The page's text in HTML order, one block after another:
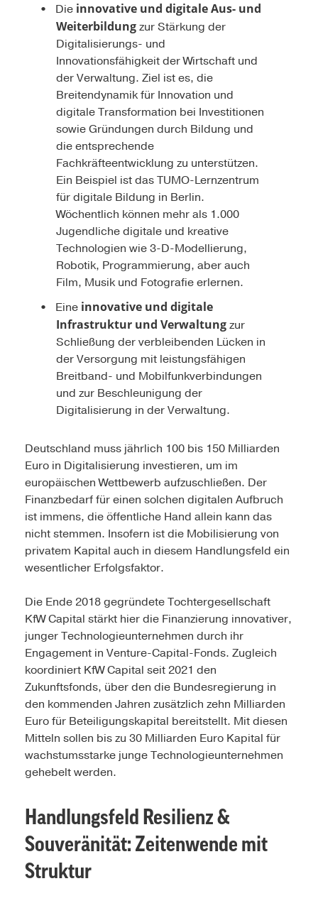
Die innovative und digitale Aus- und
Weiterbildungzur Stärkung der
Digitalisierungs- und
Innovationsfähigkeit der Wirtschaft und
der Verwaltung. Ziel ist es, die
Breitendynamik für Innovation und
digitale Transformation bei Investitionen
sowie Gründungen durch Bildung und
die entsprechende
Fachkräfteentwicklung zu unterstützen.
Ein Beispiel ist das TUMO-Lernzentrum
für digitale Bildung in Berlin.
Wöchentlich können mehr als 1.000
Jugendliche digitale und kreative
Technologien wie 3-D-Modellierung,
Robotik, Programmierung, aber auch
Film, Musik und Fotografie erlernen.
Eine innovative und digitale
Infrastruktur und Verwaltungzur
Schließung der verbleibenden Lücken in
der Versorgung mit leistungsfähigen
Breitband- und Mobilfunkverbindungen
und zur Beschleunigung der
Digitalisierung in der Verwaltung.
Deutschland muss jährlich 100 bis 150 Milliarden
Euro in Digitalisierung investieren, um im
europäischen Wettbewerb aufzuschließen. Der
Finanzbedarf für einen solchen digitalen Aufbruch
ist immens, die öffentliche Hand allein kann das
nicht stemmen. Insofern ist die Mobilisierung von
privatem Kapital auch in diesem Handlungsfeld ein
wesentlicher Erfolgsfaktor.
Die Ende 2018 gegründete Tochtergesellschaft
KfW Capital stärkt hier die Finanzierung innovativer,
junger Technologieunternehmen durch ihr
Engagement in Venture-Capital-Fonds. Zugleich
koordiniert KfW Capital seit 2021 den
Zukunftsfonds, über den die Bundesregierung in
den kommenden Jahren zusätzlich zehn Milliarden
Euro für Beteiligungskapital bereitstellt. Mit diesen
Mitteln sollen bis zu 30 Milliarden Euro Kapital für
wachstumsstarke junge Technologieunternehmen
gehebelt werden.
Handlungsfeld Resilienz &
Souveränität: Zeitenwende mit
Struktur